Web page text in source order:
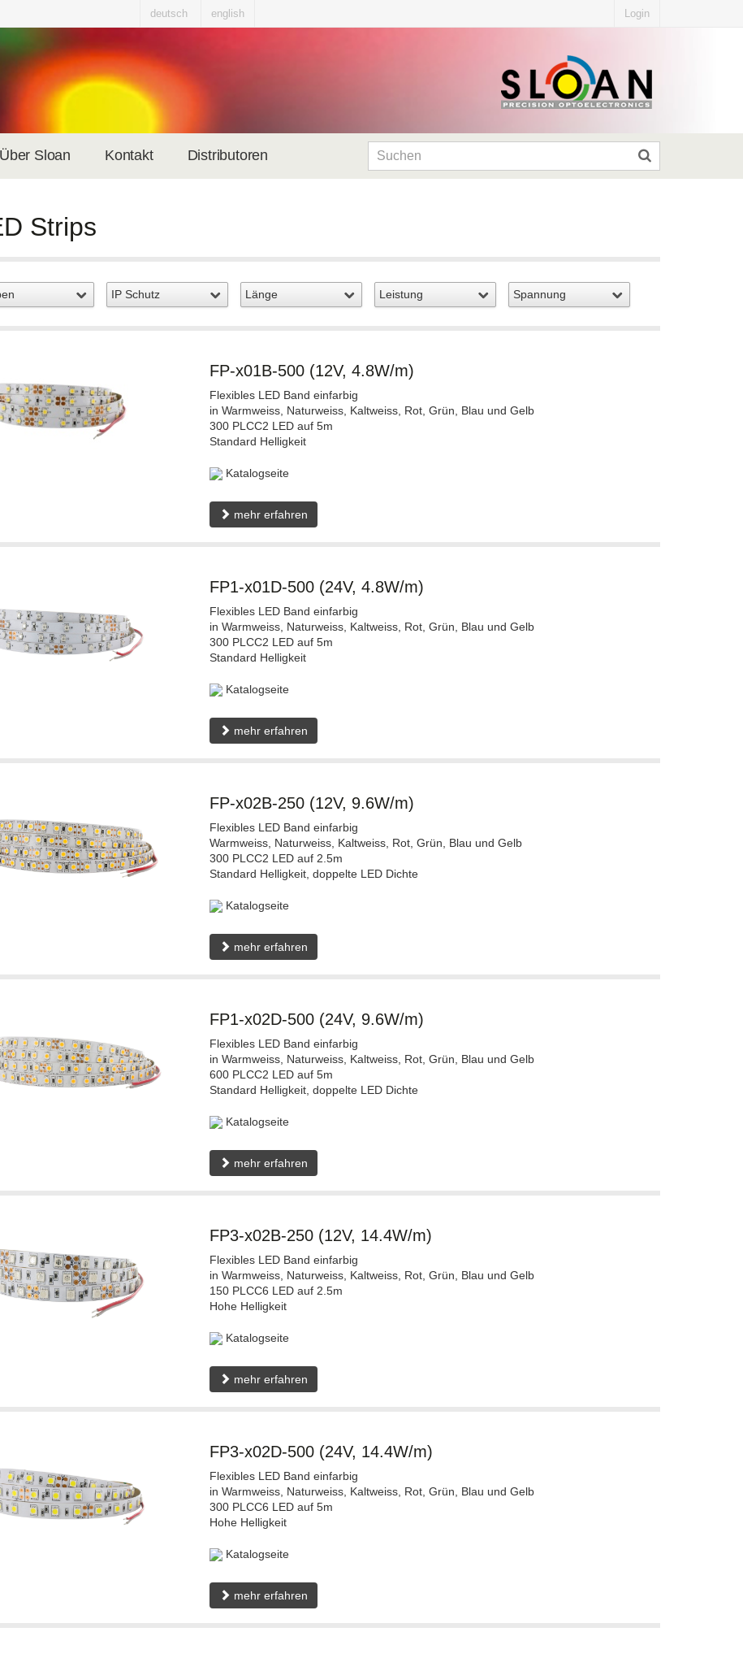
deutsch english Login
Über Sloan Kontakt Distributoren
Strips
FP-x01B-500 (12V, 4.8W/m)
Flexibles LED Band einfarbig
in Warmweiss, Naturweiss, Kaltweiss, Rot, Grün, Blau und Gelb
300 PLCC2 LED auf 5m
Standard Helligkeit
Katalogseite
mehr erfahren
FP1-x01D-500 (24V, 4.8W/m)
Flexibles LED Band einfarbig
in Warmweiss, Naturweiss, Kaltweiss, Rot, Grün, Blau und Gelb
300 PLCC2 LED auf 5m
Standard Helligkeit
Katalogseite
mehr erfahren
FP-x02B-250 (12V, 9.6W/m)
Flexibles LED Band einfarbig
Warmweiss, Naturweiss, Kaltweiss, Rot, Grün, Blau und Gelb
300 PLCC2 LED auf 2.5m
Standard Helligkeit, doppelte LED Dichte
Katalogseite
mehr erfahren
FP1-x02D-500 (24V, 9.6W/m)
Flexibles LED Band einfarbig
in Warmweiss, Naturweiss, Kaltweiss, Rot, Grün, Blau und Gelb
600 PLCC2 LED auf 5m
Standard Helligkeit, doppelte LED Dichte
Katalogseite
mehr erfahren
FP3-x02B-250 (12V, 14.4W/m)
Flexibles LED Band einfarbig
in Warmweiss, Naturweiss, Kaltweiss, Rot, Grün, Blau und Gelb
150 PLCC6 LED auf 2.5m
Hohe Helligkeit
Katalogseite
mehr erfahren
FP3-x02D-500 (24V, 14.4W/m)
Flexibles LED Band einfarbig
in Warmweiss, Naturweiss, Kaltweiss, Rot, Grün, Blau und Gelb
300 PLCC6 LED auf 5m
Hohe Helligkeit
Katalogseite
mehr erfahren